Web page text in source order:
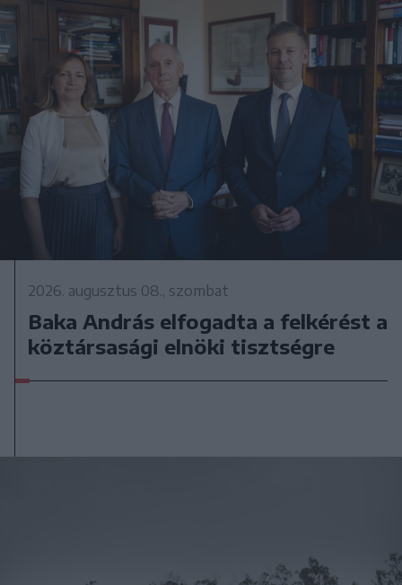
2026. augusztus 08., szombat
Baka András elfogadta a felkérést a
köztársasági elnöki tisztségre